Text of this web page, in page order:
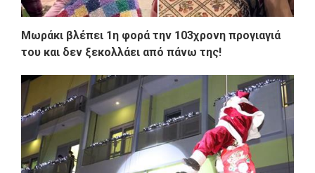
Μωράκι βλέπει 1η φορά την 103χρονη προγιαγιά
του και δεν ξεκολλάει από πάνω της!